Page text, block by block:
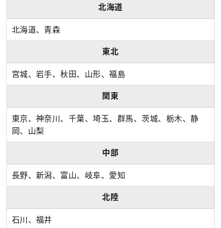
北海道
北海道、青森
東北
宮城、岩手、秋田、山形、福島
関東
東京、神奈川、千葉、埼玉、群馬、茨城、栃木、静
岡、山梨
中部
長野、新潟、富山、岐阜、愛知
北陸
石川、福井